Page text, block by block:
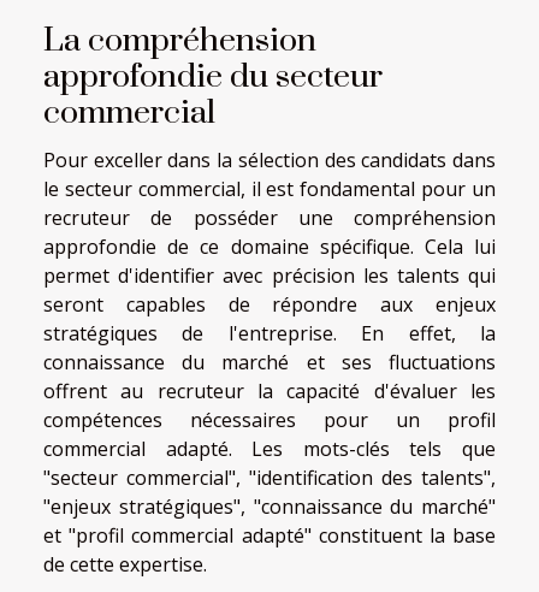
La compréhension
approfondie du secteur
commercial
Pour exceller dans la sélection des candidats dans
le secteur commercial, il est fondamental pour un
recruteur de posséder une compréhension
approfondie de ce domaine spécifique. Cela lui
permet d'identifier avec précision les talents qui
seront capables de répondre aux enjeux
stratégiques de l'entreprise. En effet, la
connaissance du marché et ses fluctuations
offrent au recruteur la capacité d'évaluer les
compétences nécessaires pour un profil
commercial adapté. Les mots-clés tels que
"secteur commercial", "identification des talents",
"enjeux stratégiques", "connaissance du marché"
et "profil commercial adapté" constituent la base
de cette expertise.